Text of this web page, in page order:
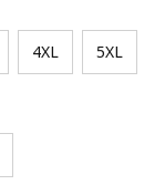
4XL 5XL